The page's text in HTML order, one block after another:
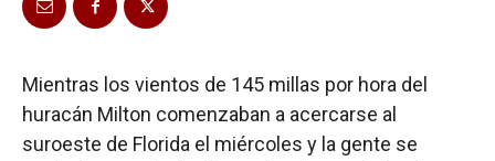
Mientras los vientos de 145 millas por hora del
huracán Milton comenzaban a acercarse al
suroeste de Florida el miércoles y la gente se